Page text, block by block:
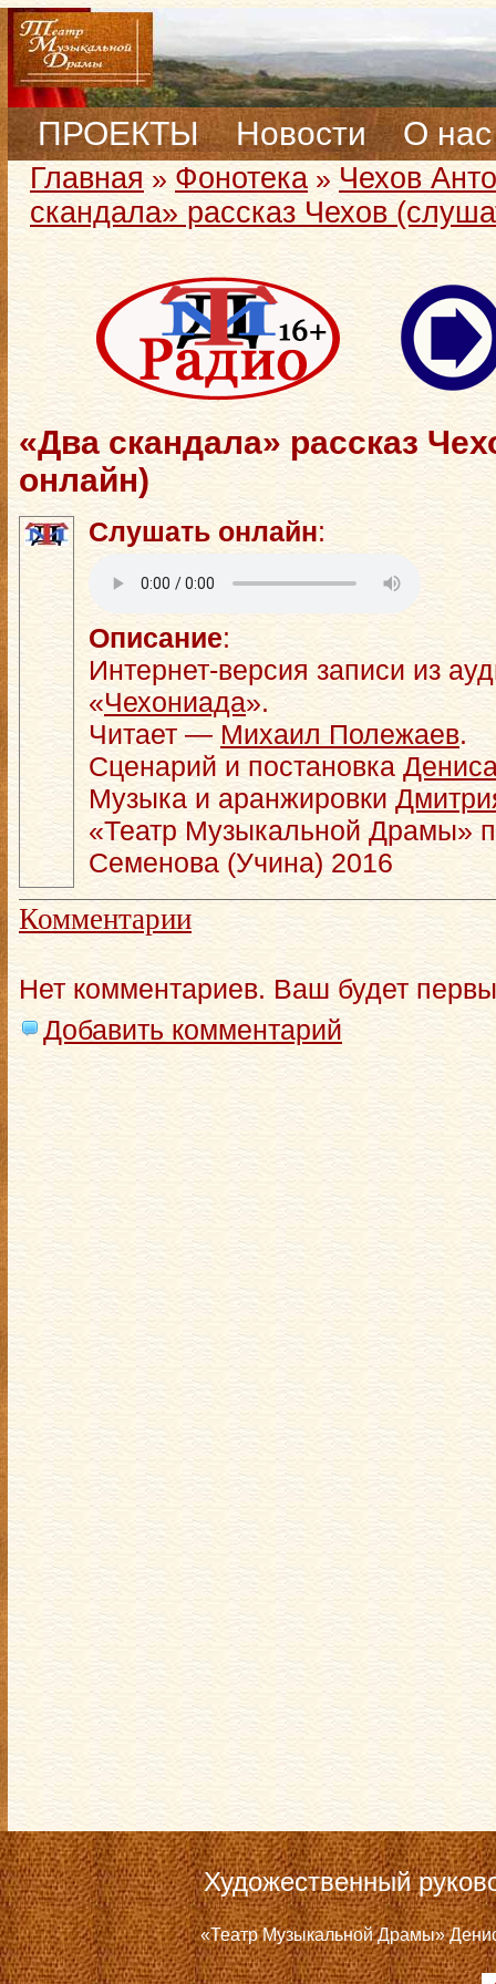
ПРОЕКТЫ Новости О нас
Главная» Фонотека »Чехов
скандала» рассказ Чехов
«Два скандала» рассказ
онлайн)
Слушать онлайн:
Описание:
Интернет-версия записи из
«Чехониада».
Читает — Михаил Полежаев.
Сценарий и постановка
Музыка и аранжировки
«Театр Музыкальной Драмы»
Семенова (Учина) 2016
Комментарии
Нет комментариев. Ваш будет
Добавить комментарий
Художественный
«Театр Музыкальной Драмы»